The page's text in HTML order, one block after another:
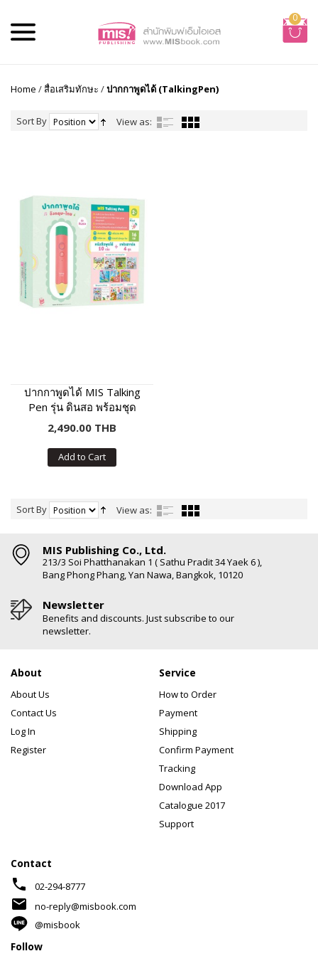
0
Home /สื่อเสริมทักษะ /ปากกาพูดได้ (TalkingPen)
Sort By View as:
ปากกาพูดได้ MIS Talking
Pen รุ่น ดินสอ พร้อมชุด
หนังสือเสริมภาษา พัฒนา IQ
2,490.00 THB
Add to Cart
Sort By View as:
MIS Publishing Co., Ltd.
213/3 Soi Phatthanakan 1 ( Sathu Pradit 34 Yaek 6 ),
Bang Phong Phang, Yan Nawa, Bangkok, 10120
Newsletter
Benefits and discounts. Just subscribe to our
newsletter.
About
About Us
Contact Us
Log In
Register
Service
How to Order
Payment
Shipping
Confirm Payment
Tracking
Download App
Catalogue 2017
Support
Contact
phone 02-294-8777
mail
no-reply@misbook.com
@misbook
Follow